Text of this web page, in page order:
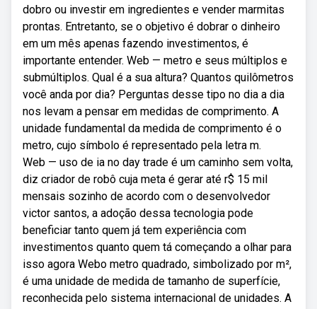
dobro ou investir em ingredientes e vender marmitas
prontas. Entretanto, se o objetivo é dobrar o dinheiro
em um mês apenas fazendo investimentos, é
importante entender. Web — metro e seus múltiplos e
submúltiplos. Qual é a sua altura? Quantos quilômetros
você anda por dia? Perguntas desse tipo no dia a dia
nos levam a pensar em medidas de comprimento. A
unidade fundamental da medida de comprimento é o
metro, cujo símbolo é representado pela letra m.
Web — uso de ia no day trade é um caminho sem volta,
diz criador de robô cuja meta é gerar até r$ 15 mil
mensais sozinho de acordo com o desenvolvedor
victor santos, a adoção dessa tecnologia pode
beneficiar tanto quem já tem experiência com
investimentos quanto quem tá começando a olhar para
isso agora Webo metro quadrado, simbolizado por m²,
é uma unidade de medida de tamanho de superfície,
reconhecida pelo sistema internacional de unidades. A